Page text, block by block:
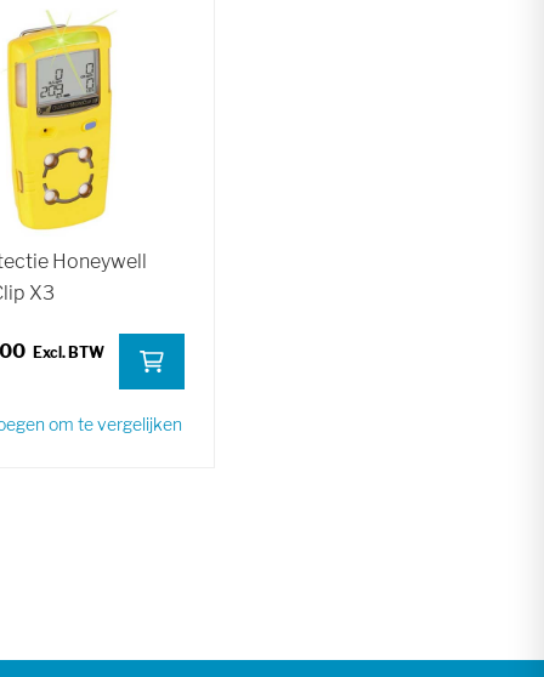
Honeywell
X3
om te vergelijken